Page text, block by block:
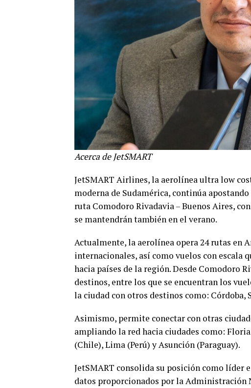
Acerca de JetSMART
JetSMART Airlines, la aerolínea ultra low
moderna de Sudamérica, continúa
ruta Comodoro Rivadavia – Buenos Aires,
se mantendrán también en el verano.
Actualmente, la aerolínea opera 24 rutas en
internacionales, así como vuelos con escala
hacia países de la región. Desde Comodoro
destinos, entre los que se encuentran los
la ciudad con otros destinos como: Córdoba,
Asimismo, permite conectar con otras
ampliando la red hacia ciudades como:
(Chile), Lima (Perú) y Asunción (Paraguay).
JetSMART consolida su posición como líder
datos proporcionados por la Administración